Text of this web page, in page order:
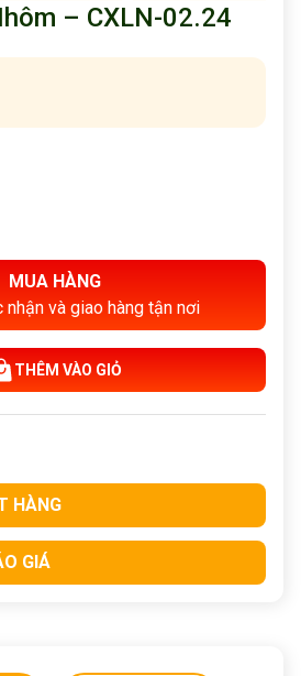
– CXLN-02.24
MUA HÀNG
nhận và giao hàng tận nơi
THÊM VÀO GIỎ
HÀNG
GIÁ